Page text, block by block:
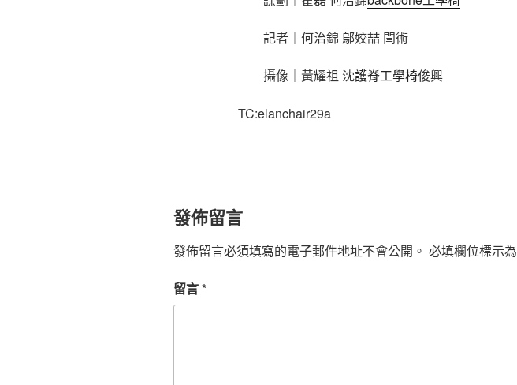
記者｜何治錦 鄔姣喆 閆術
攝像｜黃耀祖 沈護脊工學椅俊興
TC:elanchair29a
發佈留言
發佈留言必須填寫的電子郵件地址不會公開。 必填欄位標示為
留言*